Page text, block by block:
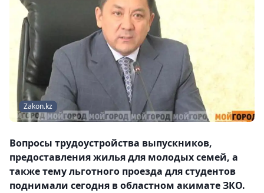
Zakon.kz
Вопросы трудоустройства выпускников,
предоставления жилья для молодых семей, а
также тему льготного проезда для студентов
поднимали сегодня в областном акимате ЗКО.